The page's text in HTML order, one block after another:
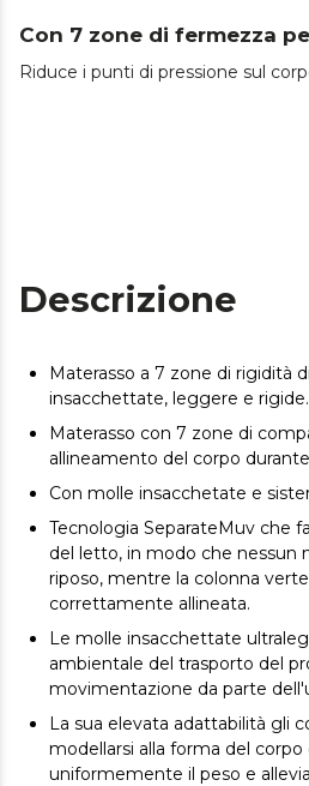
Con 7 zone di fermezza
Riduce i punti di pressione sul
Descrizione
Materasso a 7 zone di rigidità
insacchettate, leggere e rigide.
Materasso con 7 zone di
allineamento del corpo
Con molle insacchetate e
Tecnologia SeparateMuv che
del letto, in modo che nessun
riposo, mentre la colonna
correttamente allineata.
Le molle insacchettate
ambientale del trasporto del
movimentazione da parte
La sua elevata adattabilità gli
modellarsi alla forma del
uniformemente il peso e